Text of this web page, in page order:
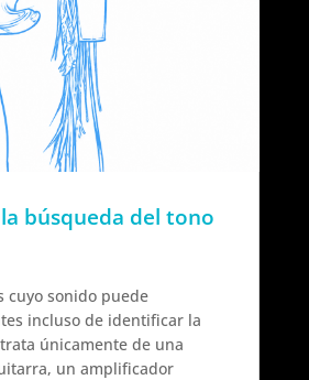
búsqueda del tono
cuyo sonido puede
incluso de identificar la
únicamente de una
un amplificador